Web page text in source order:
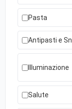
Pasta
Antipasti e
Illuminazione
Salute